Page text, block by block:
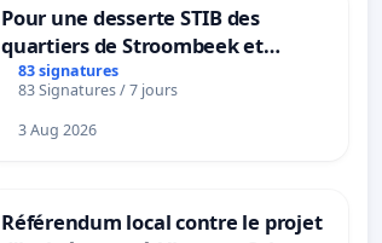
Pour une desserte STIB des
quartiers de Stroombeek et
Beauval - Voor een MIVB-
bediening van de wijken
Strombeek en Het Voor
83 signatures
83 Signatures / 7 jours
3 Aug 2026
Référendum local contre le projet